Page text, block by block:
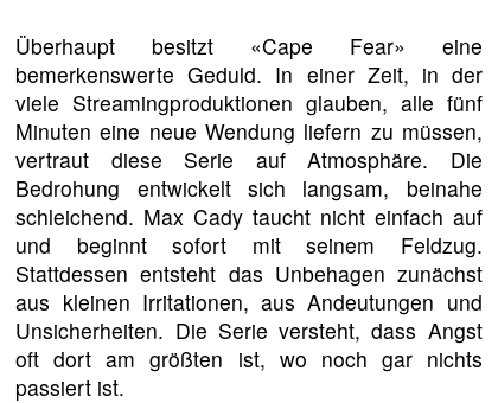
Überhaupt besitzt «Cape Fear» eine
bemerkenswerte Geduld. In einer Zeit, in der
viele Streamingproduktionen glauben, alle fünf
Minuten eine neue Wendung liefern zu müssen,
vertraut diese Serie auf Atmosphäre. Die
Bedrohung entwickelt sich langsam, beinahe
schleichend. Max Cady taucht nicht einfach auf
und beginnt sofort mit seinem Feldzug.
Stattdessen entsteht das Unbehagen zunächst
aus kleinen Irritationen, aus Andeutungen und
Unsicherheiten. Die Serie versteht, dass Angst
oft dort am größten ist, wo noch gar nichts
passiert ist.